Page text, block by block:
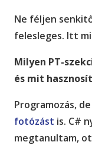
Ne féljen
felesleges. Itt
Milyen PT-
és mit
Programozás,
fotózást is. C#
megtanultam,